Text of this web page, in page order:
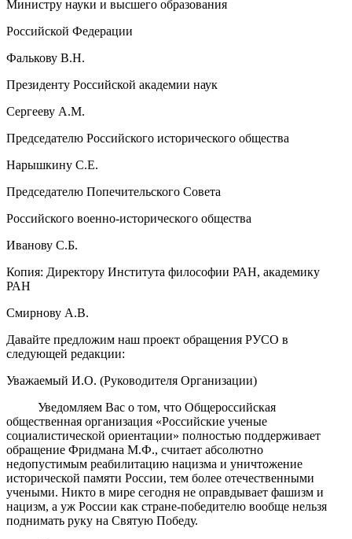
Министру науки и высшего образования
Российской Федерации
Фалькову В.Н.
Президенту Российской академии наук
Сергееву А.М.
Председателю Российского исторического общества
Нарышкину С.Е.
Председателю Попечительского Совета
Российского военно-исторического общества
Иванову С.Б.
Копия: Директору Института философии РАН, академику
РАН
Смирнову А.В.
Давайте предложим наш проект обращения РУСО в
следующей редакции:
Уважаемый И.О. (Руководителя Организации)
Уведомляем Вас о том, что Общероссийская
общественная организация «Российские ученые
социалистической ориентации» полностью поддерживает
обращение Фридмана М.Ф., считает абсолютно
недопустимым реабилитацию нацизма и уничтожение
исторической памяти России, тем более отечественными
учеными. Никто в мире сегодня не оправдывает фашизм и
нацизм, а уж России как стране-победителю вообще нельзя
поднимать руку на Святую Победу.